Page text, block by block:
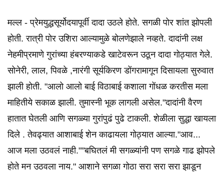
मल्ल - प्रेमयुद्धसूर्योदयापूर्वी दादा उठले होते. सगळी पोर शांत झोपली
होती. रात्री पोर उशिरा आल्यामुळे बोलणेझाले नव्हते. दादांनी लक्ष
नेहमीप्रमाणे गुरांच्या हंबरण्याकडे खाटेवरून उठून दादा गोठ्यात गेले.
सोनेरी, लाल, पिवळे ,नारंगी सूर्यकिरण डोंगरामागून दिसायला सुरुवात
झाली होती. "आलो आलो बाई विठाबाई कशाला गोंधळ करतीस मला
माहितीये सकाळ झाली. तुमास्नी भूक लागली असेल."दादांनी वैरण
हातात घेतली आणि सगळ्या गुरांपुढं पुढे टाकली. शेळीला सुद्धा खायला
दिले . तेवढ्यात आशाबाई शेन काढायला गोठ्यात आल्या."आव...
आज मला उठवलं नाही.""बघितलं मी सगळ्यांनी पण सगळे गाढ झोपले
होते मन उठवला नाय." आशाने सगळा गोठा सरा सरा सरा झाडून